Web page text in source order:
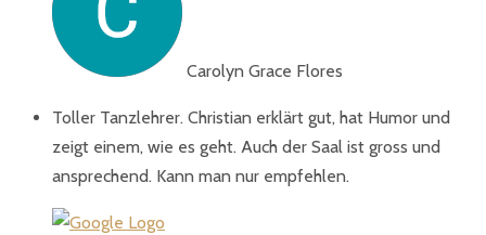
Carolyn Grace Flores
Toller Tanzlehrer. Christian erklärt gut, hat Humor und
zeigt einem, wie es geht. Auch der Saal ist gross und
ansprechend. Kann man nur empfehlen.